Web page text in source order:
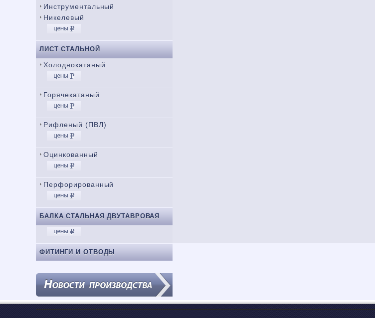
Инструментальный
Никелевый
ЛИСТ СТАЛЬНОЙ
Холоднокатаный
Горячекатаный
Рифленый (ПВЛ)
Оцинкованный
Перфорированный
БАЛКА СТАЛЬНАЯ ДВУТАВРОВАЯ
ФИТИНГИ И ОТВОДЫ